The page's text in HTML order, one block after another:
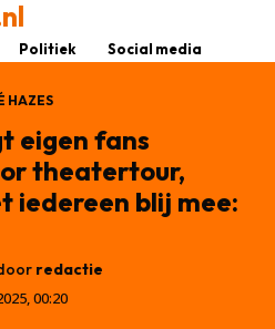
Politiek Social media
HAZES
eigen fans
theatertour,
iedereen blij mee:
redactie
00:20